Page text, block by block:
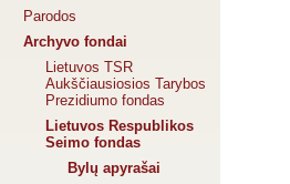
Parodos
Archyvo fondai
Lietuvos TSR
Aukščiausiosios Tarybos
Prezidiumo fondas
Lietuvos Respublikos
Seimo fondas
Bylų apyrašai